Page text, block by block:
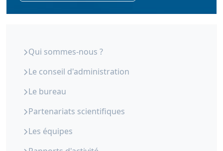
Qui sommes-nous ?
Le conseil d'administration
Le bureau
Partenariats scientifiques
Les équipes